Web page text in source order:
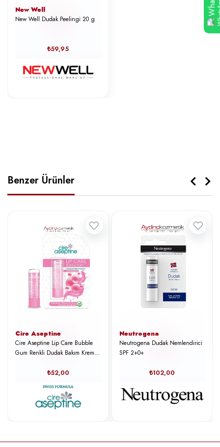
New Well
New Well Dudak Peelingi 20 g
₺59,95
Benzer Ürünler
Cire Aseptine
Cire Aseptine Lip Care Bubble
Gum Renkli Dudak Bakım Kremi
₺52,00
Neutrogena
Neutrogena Dudak Nemlendirici
SPF 2+0+
₺102,00